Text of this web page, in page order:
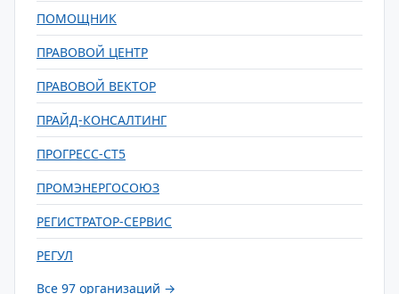
ПОМОЩНИК
ПРАВОВОЙ ЦЕНТР
ПРАВОВОЙ ВЕКТОР
ПРАЙД-КОНСАЛТИНГ
ПРОГРЕСС-СТ5
ПРОМЭНЕРГОСОЮЗ
РЕГИСТРАТОР-СЕРВИС
РЕГУЛ
Все 97 организаций →